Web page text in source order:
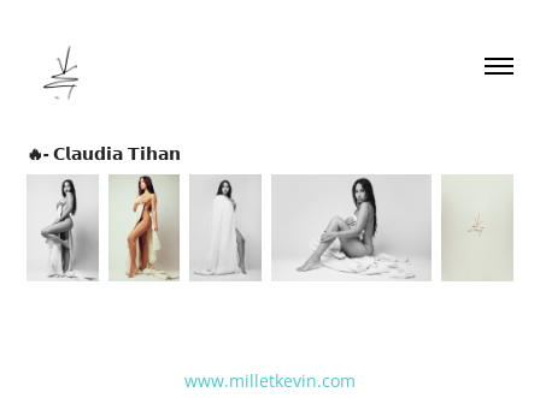
🔥- 𝗖𝗹𝗮𝘂𝗱𝗶𝗮 𝗧𝗶𝗵𝗮𝗻
www.milletkevin.com